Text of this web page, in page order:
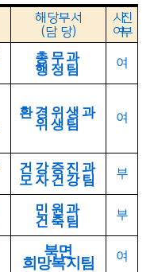
해당부서
(담 당)
사진
여부
총무과
행정팀 여
환경위생과
위생팀 여
건강증진과
모자건강팀 부
민원과
건축팀 부
북면
희망복지팀 여